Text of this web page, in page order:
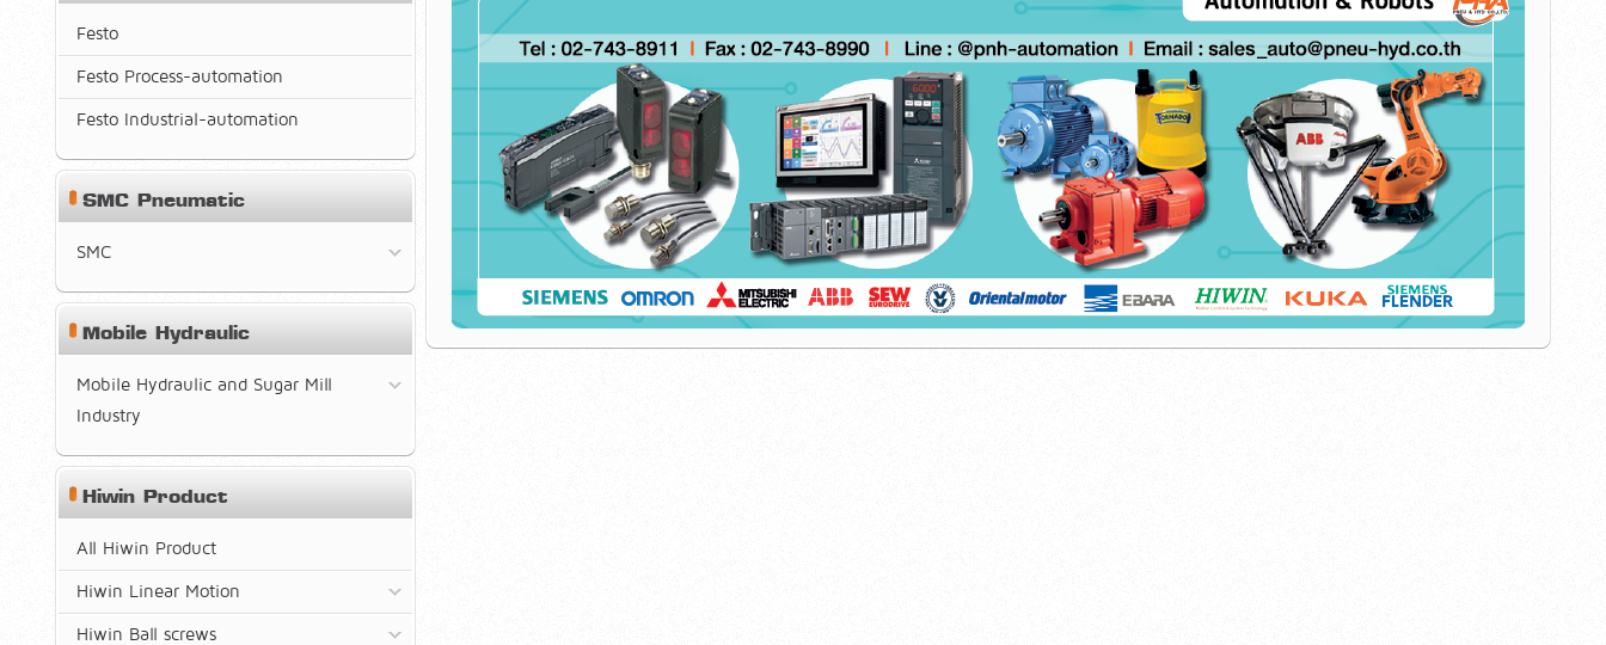
Festo
Festo Process-automation
Festo Industrial-automation
SMC Pneumatic
SMC
Mobile Hydraulic
Mobile Hydraulic and Sugar Mill
Industry
Hiwin Product
All Hiwin Product
Hiwin Linear Motion
Hiwin Ball screws